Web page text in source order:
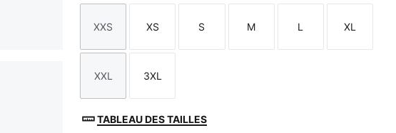
Taille
XXS
Taille
XS
Taille
S
Taille
M
Taille
L
Taille
XL
Taille
XXL
Taille
3XL
TABLEAU DES TAILLES